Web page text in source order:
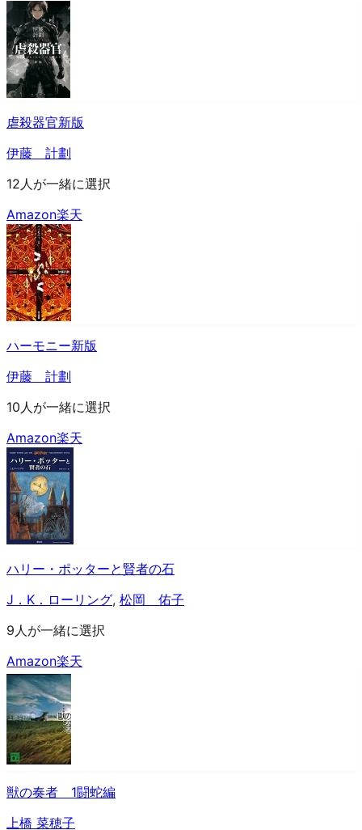
虐殺器官新版
伊藤 計劃
12人が一緒に選択
Amazon楽天
ハーモニー新版
伊藤 計劃
10人が一緒に選択
Amazon楽天
ハリー・ポッターと賢者の石
J．K．ローリング, 松岡 佑子
9人が一緒に選択
Amazon楽天
獣の奏者 1闘蛇編
上橋 菜穂子